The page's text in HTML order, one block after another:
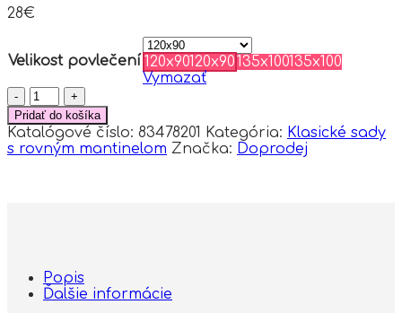
28€
Velikost povlečení 120x90120x90135x100135x100
Vymazať
množstvo
Baby
Nellys
3-
dielna
zvieratká
biela
Pridať do košíka
Katalógové číslo: 83478201 Kategória: Klasické sady
s rovným mantinelom Značka: Doprodej
Popis
Ďalšie informácie